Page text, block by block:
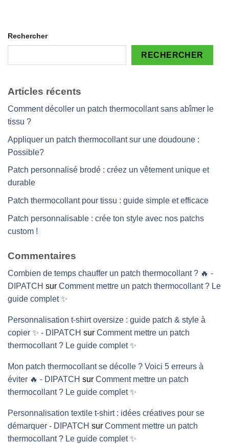
Rechercher
RECHERCHER
Articles récents
Comment décoller un patch thermocollant sans abîmer le
tissu ?
Appliquer un patch thermocollant sur une doudoune :
Possible?
Patch personnalisé brodé : créez un vêtement unique et
durable
Patch thermocollant pour tissu : guide simple et efficace
Patch personnalisable : crée ton style avec nos patchs
custom !
Commentaires
Combien de temps chauffer un patch thermocollant ? 🔥 -
DIPATCH sur Comment mettre un patch thermocollant ? Le
guide complet ✨
Personnalisation t-shirt oversize : guide patch & style à
copier ✨ - DIPATCH sur Comment mettre un patch
thermocollant ? Le guide complet ✨
Mon patch thermocollant se décolle ? Voici 5 erreurs à
éviter 🔥 - DIPATCH sur Comment mettre un patch
thermocollant ? Le guide complet ✨
Personnalisation textile t-shirt : idées créatives pour se
démarquer - DIPATCH sur Comment mettre un patch
thermocollant ? Le guide complet ✨